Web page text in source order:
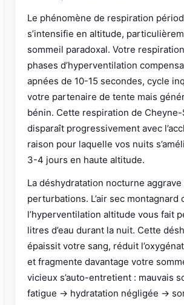
Le phénomène de respiration
s’intensifie en altitude,
sommeil paradoxal. Votre
phases d’hyperventilation
apnées de 10-15 secondes, cycle
votre partenaire de tente mais
bénin. Cette respiration de Cheyne-
disparaît progressivement avec
raison pour laquelle vos nuits
3-4 jours en haute altitude.
La déshydratation nocturne aggrave
perturbations. L’air sec montagnard
l’hyperventilation altitude vous fait
litres d’eau durant la nuit. Cette
épaissit votre sang, réduit
et fragmente davantage votre
vicieux s’auto-entretient : mauvais
fatigue → hydratation négligée →